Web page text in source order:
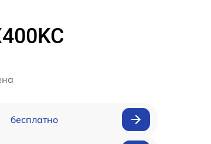
бесплатно